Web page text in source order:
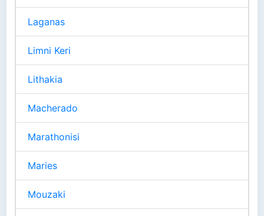
Laganas
Limni Keri
Lithakia
Macherado
Marathonisi
Maries
Mouzaki